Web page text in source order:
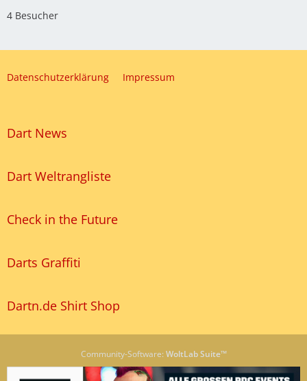
4 Besucher
Datenschutzerklärung Impressum
Dart News
Dart Weltrangliste
Check in the Future
Darts Graffiti
Dartn.de Shirt Shop
Community-Software: WoltLab Suite™